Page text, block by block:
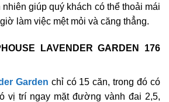
giúp quý khách có thể thoải mái
làm việc mệt mỏi và căng thẳng.
LAVENDER GARDEN 176
Garden chỉ có 15 căn, trong đó có
vị trí ngay mặt đường vành đai 2,5,